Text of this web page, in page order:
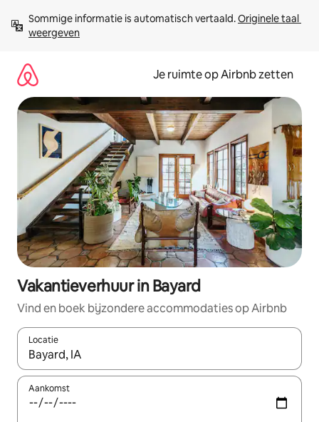
direct
naar
Sommige informatie is automatisch vertaald. Originele taal
weergeven
Je ruimte op Airbnb zetten
Vakantieverhuur in Bayard
Vind en boek bijzondere accommodaties op Airbnb
Locatie
Wanneer er suggesties beschikbaar zijn, maak je een keuze
Aankomst